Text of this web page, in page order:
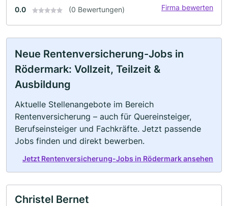
0.0 (0 Bewertungen) Firma bewerten
Neue Rentenversicherung-Jobs in
Rödermark: Vollzeit, Teilzeit &
Ausbildung
Aktuelle Stellenangebote im Bereich
Rentenversicherung – auch für Quereinsteiger,
Berufseinsteiger und Fachkräfte. Jetzt passende
Jobs finden und direkt bewerben.
Jetzt Rentenversicherung-Jobs in Rödermark ansehen
Christel Bernet